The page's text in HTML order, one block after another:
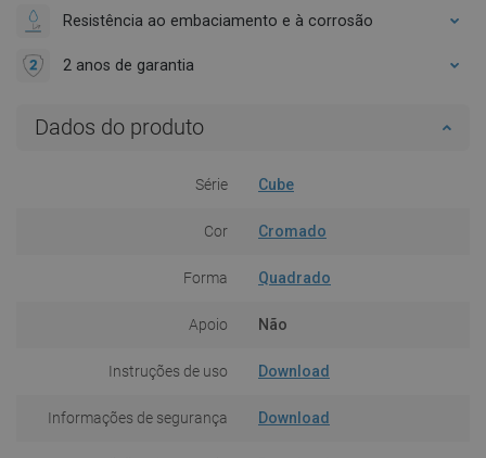
Resistência ao embaciamento e à corrosão
2 anos de garantia
Dados do produto
Série Cube
Cor Cromado
Forma Quadrado
Apoio Não
Instruções de uso Download
Informações de segurança Download